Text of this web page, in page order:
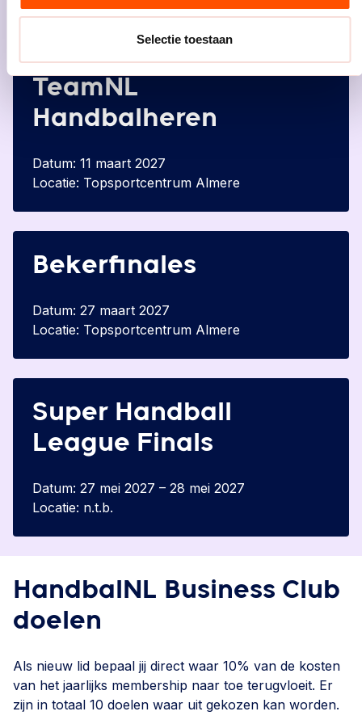
Selectie toestaan
EK2028 Kwalificatie |
TeamNL
Handbalheren
Datum: 11 maart 2027
Locatie: Topsportcentrum Almere
Bekerfinales
Datum: 27 maart 2027
Locatie: Topsportcentrum Almere
Super Handball
League Finals
Datum: 27 mei 2027 – 28 mei 2027
Locatie: n.t.b.
HandbalNL Business Club
doelen
Als nieuw lid bepaal jij direct waar 10% van de kosten
van het jaarlijks membership naar toe terugvloeit. Er
zijn in totaal 10 doelen waar uit gekozen kan worden.